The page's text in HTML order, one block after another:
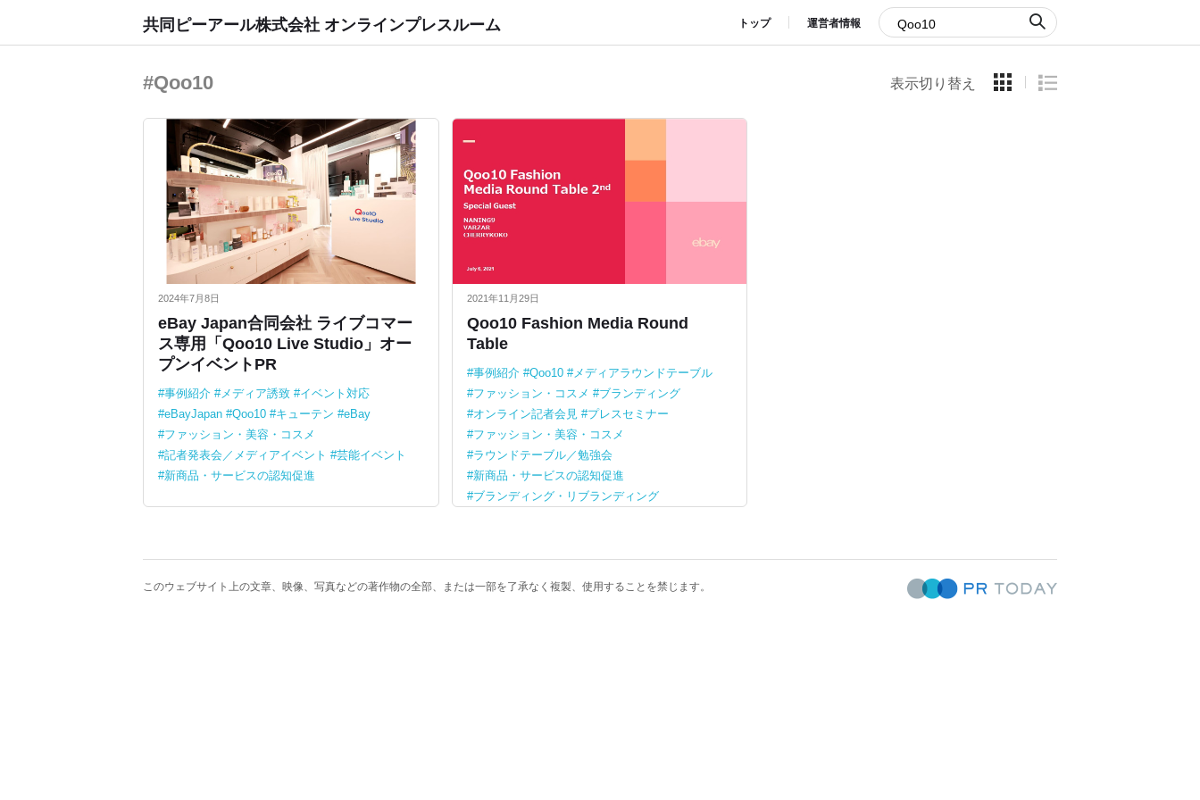
共同ピーアール株式会社 オンラインプレスルーム トップ 運営者情報
#Qoo10 表示切り替え
2024年7月8日
eBay Japan合同会社 ライブコマー
ス専用「Qoo10 Live Studio」オー
プンイベントPR
事例紹介 メディア誘致
イベント対応
eBayJapan
Qoo10 キューテン
eBay
ファッション・美容・コスメ
記者発表会／メディアイベント
芸能イベント
新商品・サービスの認知促進
2021年11月29日
Qoo10 Fashion Media Round
Table
事例紹介 Qoo10
メディアラウンドテーブル
ファッション・コスメ
ブランディング
オンライン記者会見
プレスセミナー
ファッション・美容・コスメ
ラウンドテーブル／勉強会
新商品・サービスの認知促進
ブランディング・リブランディング
このウェブサイト上の文章、映像、写真などの著作物の全部、または一部を了承なく複製、使用することを禁じます。